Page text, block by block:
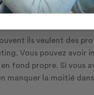
ils veulent des
Vous pouvez
fond propre. Si vous
manquer la moitié